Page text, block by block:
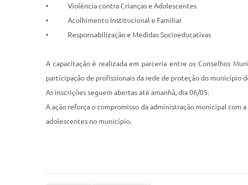
• Violência contra Crianças e Adolescentes
• Acolhimento Institucional e Familiar
• Responsabilização e Medidas Socioeducativas
A capacitação é realizada em parceria entre os Conselhos
participação de profissionais da rede de proteção do município
As inscrições seguem abertas até amanhã, dia 06/05.
A ação reforça o compromisso da administração municipal
adolescentes no município.